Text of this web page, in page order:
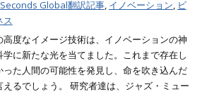
Global翻訳記事, イノベーション, ビ
ス
高度なイメージ技術は、イノベーションの神
学に新たな光を当てました。これまで存在し
った人間の可能性を発見し、命を吹き込んだ
えるでしょう。 研究者達は、ジャズ・ミュー